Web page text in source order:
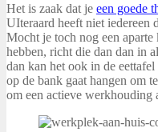
Het is zaak dat je een goede
UIteraard heeft niet iedereen
Mocht je toch nog een
hebben, richt die dan dan in
dan kan het ook in de
op de bank gaat hangen om
om een actieve werkhouding